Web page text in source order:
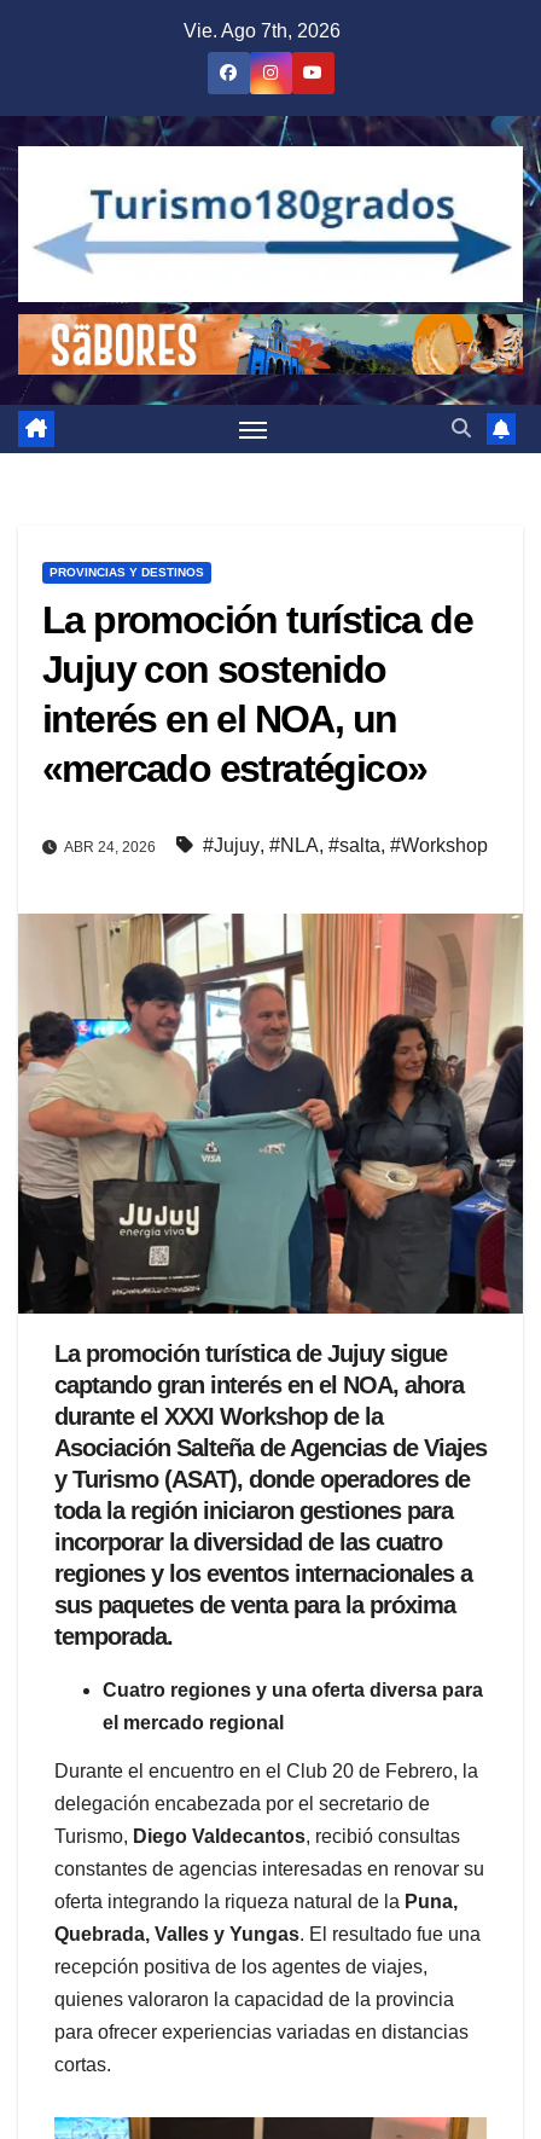
Vie. Ago 7th, 2026
PROVINCIAS Y DESTINOS
La promoción turística de
Jujuy con sostenido
interés en el NOA, un
«mercado estratégico»
ABR 24, 2026 #Jujuy, #NLA, #salta, #Workshop
La promoción turística de Jujuy sigue
captando gran interés en el NOA, ahora
durante el XXXI Workshop de la
Asociación Salteña de Agencias de Viajes
y Turismo (ASAT), donde operadores de
toda la región iniciaron gestiones para
incorporar la diversidad de las cuatro
regiones y los eventos internacionales a
sus paquetes de venta para la próxima
temporada.
Cuatro regiones y una oferta diversa para
el mercado regional
Durante el encuentro en el Club 20 de Febrero, la
delegación encabezada por el secretario de
Turismo, Diego Valdecantos, recibió consultas
constantes de agencias interesadas en renovar su
oferta integrando la riqueza natural de la Puna,
Quebrada, Valles y Yungas. El resultado fue una
recepción positiva de los agentes de viajes,
quienes valoraron la capacidad de la provincia
para ofrecer experiencias variadas en distancias
cortas.